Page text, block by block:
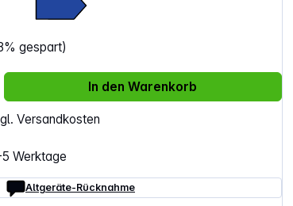
gespart)
Versandkosten
Werktage
Altgeräte-Rücknahme
den gewünschten Wert ein
In den Warenkorb